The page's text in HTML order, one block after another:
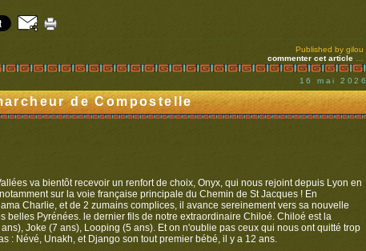
Published by gilou
commenter cet article
16 mai 2026
de Compostelle
va bientôt recevoir un renfort de choix, Onyx, qui nous rejoint depuis Lyon en
sur la voie française principale du Chemin de St Jacques ! En
Charlie, et de 2 zumains complices, il avance sereinement vers sa nouvelle
belles Pyrénées. le dernier fils de notre extraordinaire Chiloé. Chiloé est la
Joke (7 ans), Looping (5 ans). Et on n'oublie pas ceux qui nous ont quitté trop
: Névé, Unakh, et Django son tout premier bébé, il y a 12 ans.